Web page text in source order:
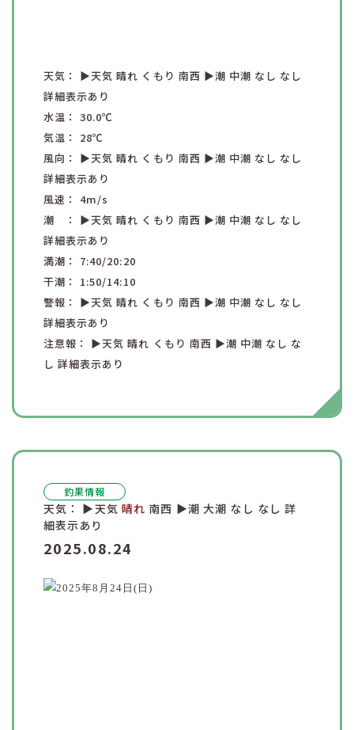
天気： ▶︎天気晴れ くもり 南西 ▶︎潮 中潮 なし なし
詳細表示あり
水温：30.0℃
気温： 28℃
風向： ▶︎天気晴れ くもり 南西 ▶︎潮 中潮 なし なし
詳細表示あり
風速： 4m/s
潮 ： ▶︎天気晴れ くもり 南西 ▶︎潮 中潮 なし なし
詳細表示あり
満潮： 7:40/20:20
干潮： 1:50/14:10
警報： ▶︎天気晴れ くもり 南西 ▶︎潮 中潮 なし なし
詳細表示あり
注意報： ▶︎天気晴れ くもり 南西 ▶︎潮 中潮 なし な
し詳細表示あり
釣果情報
天気： ▶︎天気 晴れ 南西 ▶︎潮 大潮 なし なし 詳
細表示あり
2025.08.24